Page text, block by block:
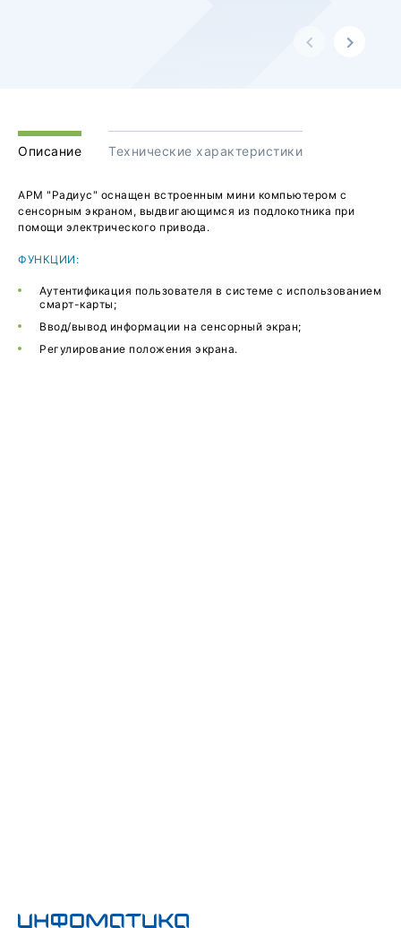
Описание Технические характеристики
АРМ "Радиус" оснащен встроенным мини компьютером с
сенсорным экраном, выдвигающимся из подлокотника при
помощи электрического привода.
ФУНКЦИИ:
Аутентификация пользователя в системе с использованием
смарт-карты;
Ввод/вывод информации на сенсорный экран;
Регулирование положения экрана.